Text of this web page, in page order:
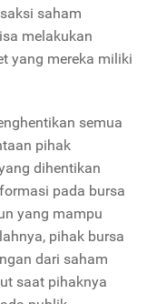
saham
melakukan
yang mereka miliki
semua
pihak
dihentikan
pada bursa
yang mampu
pihak bursa
dari saham
saat pihaknya